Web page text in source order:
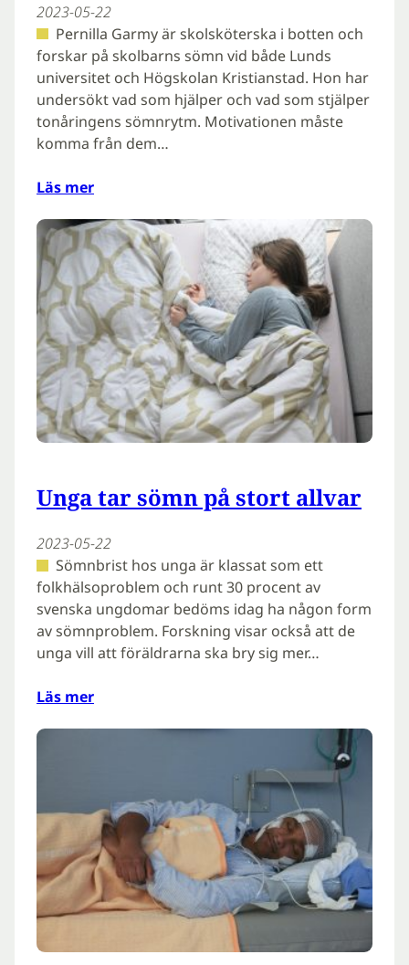
2023-05-22
Pernilla Garmy är skolsköterska i botten och
forskar på skolbarns sömn vid både Lunds
universitet och Högskolan Kristianstad. Hon har
undersökt vad som hjälper och vad som stjälper
tonåringens sömnrytm. Motivationen måste
komma från dem…
Läs mer
Unga tar sömn på stort allvar
2023-05-22
Sömnbrist hos unga är klassat som ett
folkhälsoproblem och runt 30 procent av
svenska ungdomar bedöms idag ha någon form
av sömnproblem. Forskning visar också att de
unga vill att föräldrarna ska bry sig mer…
Läs mer